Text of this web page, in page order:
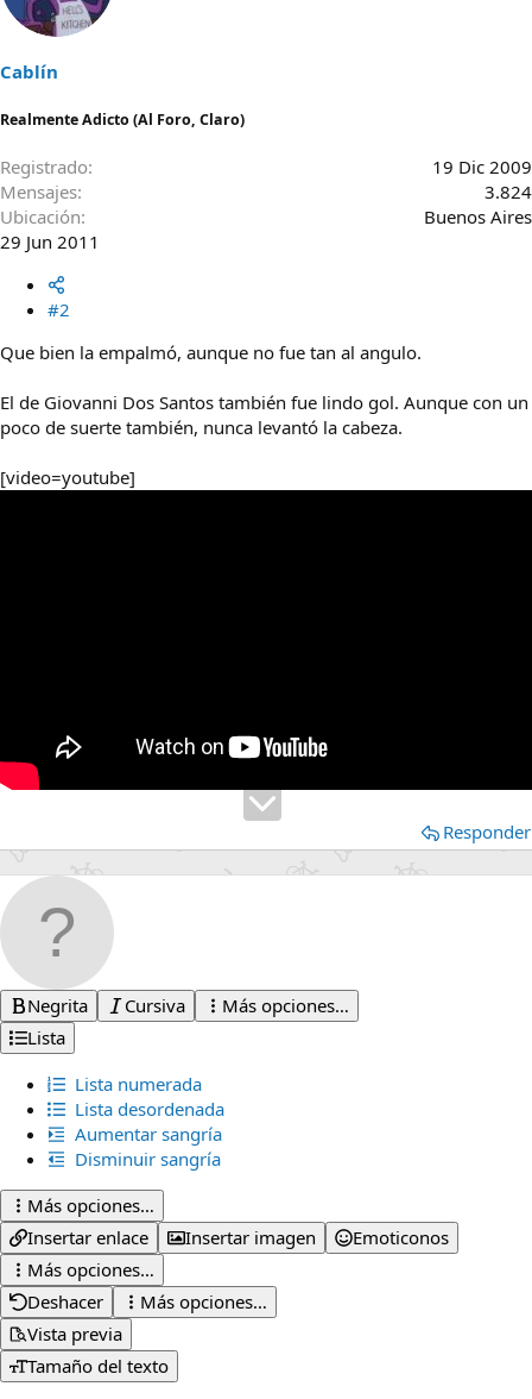
Cablín
Realmente Adicto (Al Foro, Claro)
Registrado
19 Dic 2009
Mensajes
3.824
Ubicación
Buenos Aires
29 Jun 2011
#2
Que bien la empalmó, aunque no fue tan al angulo.
El de Giovanni Dos Santos también fue lindo gol. Aunque con un
poco de suerte también, nunca levantó la cabeza.
[video=youtube]
Responder
Negrita Cursiva
Más opciones…
Lista
Lista numerada
Lista desordenada
Aumentar sangría
Disminuir sangría
Más opciones…
Insertar enlace
Insertar imagen
Emoticonos
Más opciones…
Deshacer
Más opciones…
Vista previa
Tamaño del texto